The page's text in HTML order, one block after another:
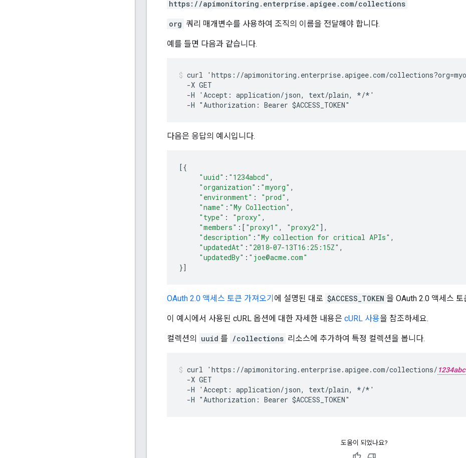
https://apimonitoring.enterprise.apigee.com/collections
org 쿼리 매개변수를 사용하여 조직의 이름을 전달해야 합니다.
예를 들면 다음과 같습니다.
curl 'https://apimonitoring.enterprise.apigee.com/
  -X GET
  -H 'Accept: application/json, text/plain, */*'
다음은 응답의 예시입니다.
[{
"uuid" : "1234abcd" ,
"organization" : "myorg" ,
"environment" : "prod" ,
"name" : "My Collection" ,
"type" : "proxy" ,
"members" :[ "proxy1" , "proxy2" ],
"description" : "My collection for critical APIs" ,
"updatedAt" : "2018-07-13T16:25:15Z" ,
"updatedBy" : "joe@acme.com"
}]
OAuth 2.0 액세스 토큰 가져오기 에 설명된 대로 $ACCESS_TOKEN 을 OAuth 2.0 액세스
이 예시에서 사용된 cURL 옵션에 대한 자세한 내용은 cURL 사용을 참조하세요.
컬렉션의 uuid 를 /collections 리소스에 추가하여 특정 컬렉션을 봅니다.
curl 'https://apimonitoring.enterprise.apigee.com/collections/
  -X GET
  -H 'Accept: application/json, text/plain, */*'
도움이 되었나요?